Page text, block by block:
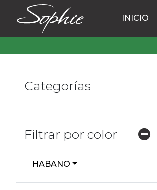
INICIO
Categorías
Filtrar por color
HABANO